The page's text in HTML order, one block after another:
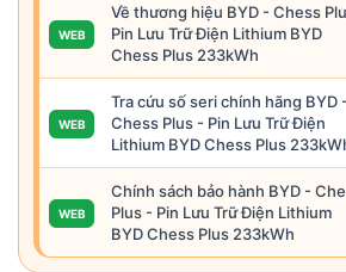
WEB
Về thương hiệu BYD - Chess
Pin Lưu Trữ Điện Lithium BYD
Chess Plus 233kWh
WEB
Tra cứu số seri chính hãng BYD -
Chess Plus - Pin Lưu Trữ Điện
Lithium BYD Chess Plus
WEB
Chính sách bảo hành BYD -
Plus - Pin Lưu Trữ Điện Lithium
BYD Chess Plus 233kWh